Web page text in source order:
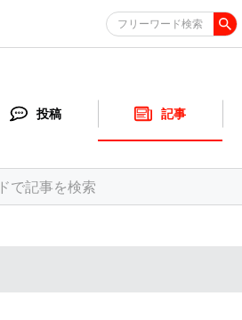
フリーワード検索
投稿 記事